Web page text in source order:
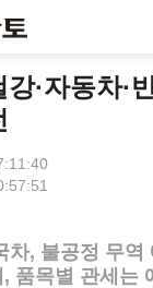
강·자동차·
차, 불공정 무역
품목별 관세는